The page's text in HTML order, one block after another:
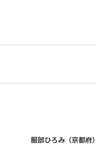
服部ひろみ（京都府